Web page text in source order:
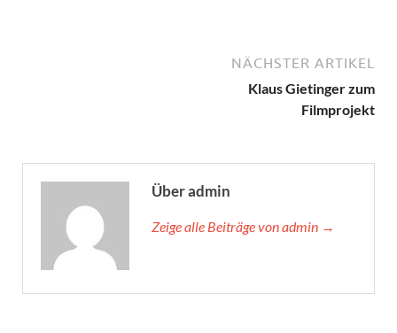
NÄCHSTER ARTIKEL
Klaus Gietinger zum
Filmprojekt
Über admin
Zeige alle Beiträge von admin →